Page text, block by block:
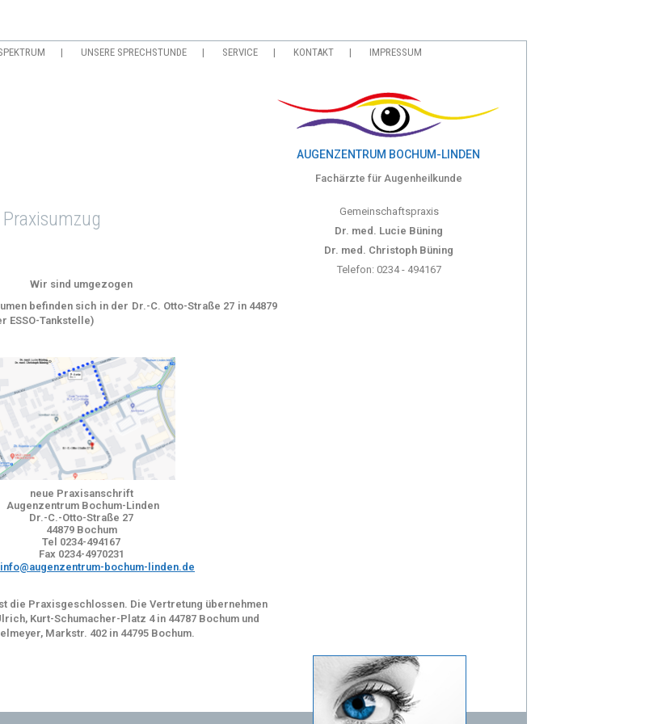
UNSERE SPRECHSTUNDE SERVICE KONTAKT IMPRESSUM
AUGENZENTRUM BOCHUM-LINDEN
Fachärzte für Augenheilkunde
Gemeinschaftspraxis
Dr. med. Lucie Büning
Dr. med. Christoph Büning
Telefon: 0234 - 494167
Praxisumzug
Wir sind umgezogen
befinden sich in der Dr.-C. Otto-Straße 27 in 44879
ESSO-Tankstelle)
neue Praxisanschrift
Augenzentrum Bochum-Linden
Dr.-C.-Otto-Straße 27
44879 Bochum
Tel 0234-494167
Fax 0234-4970231
info@augenzentrum-bochum-linden.de
die Praxisgeschlossen. Die Vertretung übernehmen
Kurt-Schumacher-Platz 4 in 44787 Bochum und
Markstr. 402 in 44795 Bochum.